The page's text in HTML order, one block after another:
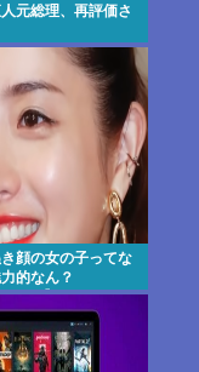
人元総理、再評価さ
き顔の女の子ってな
的なん？
】